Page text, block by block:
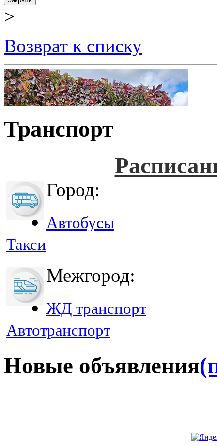
>
Возврат к списку
Транспорт
Город:
Автобусы
Такси
Межгород:
ЖД транспорт
Автотранспорт
Новые объявления